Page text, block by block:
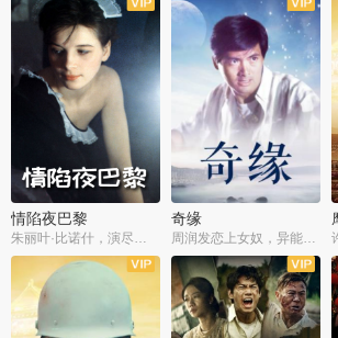
情陷夜巴黎
朱丽叶·比诺什，演尽失爱之痛
奇缘
周润发恋上女奴，异能护体战邪派